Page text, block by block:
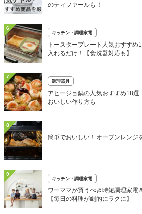
のティファールも！
6
キッチン・調理家電
トースタープレート人気おすす
入れるだけ！【食洗器対応も】
7
調理器具
アヒージョ鍋の人気おすすめ18選
おいしい作り方も
8
簡単でおいしい！オーブンレンジ
9
キッチン・調理家電
ワーママが買うべき時短調理家電
【毎日の料理が劇的にラクに】